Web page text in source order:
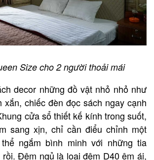
Size cho 2 người thoải mái
decor những đồ vật nhỏ nhỏ như
xắn, chiếc đèn đọc sách ngay cạnh
cửa sổ thiết kế kính trong suốt,
sang xịn, chỉ cần điểu chỉnh một
ngắm bình minh với những tia
Đệm ngủ là loại đệm D40 êm ái,